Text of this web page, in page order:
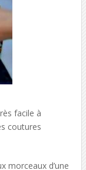
facile à
coutures
morceaux d’une